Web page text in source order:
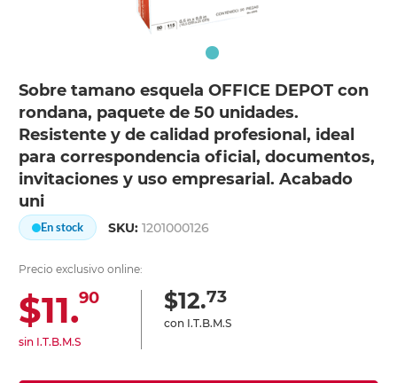
Sobre tamano esquela OFFICE DEPOT con
rondana, paquete de 50 unidades.
Resistente y de calidad profesional, ideal
para correspondencia oficial, documentos,
invitaciones y uso empresarial. Acabado
uni
En stock SKU:1201000126
Precio exclusivo online:
$11.90
sin I.T.B.M.S
$12.73
con I.T.B.M.S